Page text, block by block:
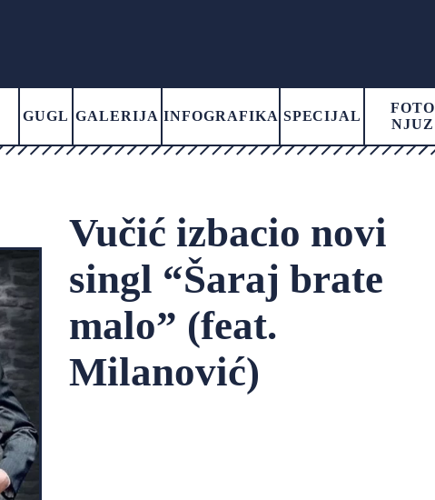
GUGL GALERIJA INFOGRAFIKA SPECIJAL
FOTO
NJUZ
Vučić izbacio novi
singl “Šaraj brate
malo” (feat.
Milanović)